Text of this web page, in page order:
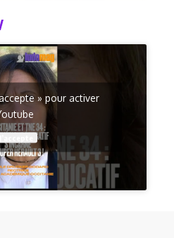
» pour activer